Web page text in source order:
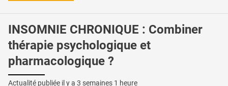
INSOMNIE CHRONIQUE : Combiner
thérapie psychologique et
pharmacologique ?
Actualité publiée il y a 3 semaines 1 heure